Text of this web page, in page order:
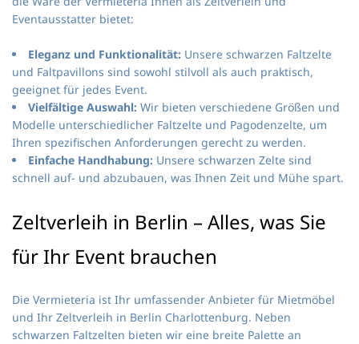
Eventausstatter bietet:
Eleganz und Funktionalität: Unsere schwarzen Faltzelte
und Faltpavillons sind sowohl stilvoll als auch praktisch,
geeignet für jedes Event.
Vielfältige Auswahl: Wir bieten verschiedene Größen und
Modelle unterschiedlicher Faltzelte und Pagodenzelte, um
Ihren spezifischen Anforderungen gerecht zu werden.
Einfache Handhabung: Unsere schwarzen Zelte sind
schnell auf- und abzubauen, was Ihnen Zeit und Mühe spart.
Zeltverleih in Berlin – Alles, was Sie
für Ihr Event brauchen
Die Vermieteria ist Ihr umfassender Anbieter für Mietmöbel
und Ihr Zeltverleih in Berlin Charlottenburg. Neben
schwarzen Faltzelten bieten wir eine breite Palette an